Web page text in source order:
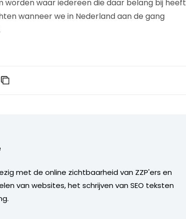
waar iedereen die daar belang bij heeft
wanneer we in Nederland aan de gang
met de online zichtbaarheid van ZZP'ers en
van websites, het schrijven van SEO teksten